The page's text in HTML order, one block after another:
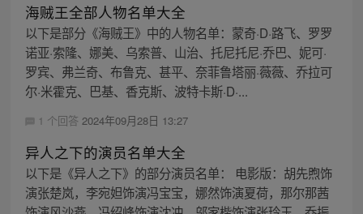
海贼王全部人物名单大全
以下是部分《海贼王》中的人物名单：蒙奇·D·路飞、罗罗
诺亚·索隆、娜美、乌索普、山治、托尼托尼·乔巴、妮可·
罗宾、弗兰奇、布鲁克、甚平、奈菲鲁塔丽·薇薇、乔拉可
尔·米霍克、巴基、香克斯、波特卡斯·D·...
1 个回答 2024年09月28日 13:27
异人之下的演员名单大全
以下是《异人之下》的部分演员名单： 电影版：胡先煦饰
演张楚岚，李宛妲饰演冯宝宝，娜然饰演夏荷，那尔那茜